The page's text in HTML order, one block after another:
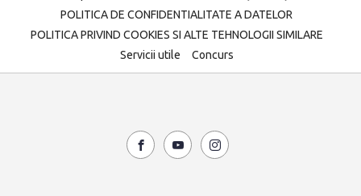
POLITICA DE CONFIDENTIALITATE A DATELOR
POLITICA PRIVIND COOKIES SI ALTE TEHNOLOGII SIMILARE
Servicii utile
Concurs